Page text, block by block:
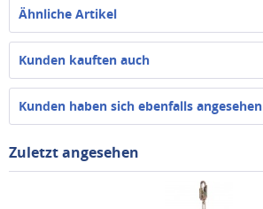
Ähnliche Artikel
Kunden kauften auch
Kunden haben sich ebenfalls angesehen
Zuletzt angesehen